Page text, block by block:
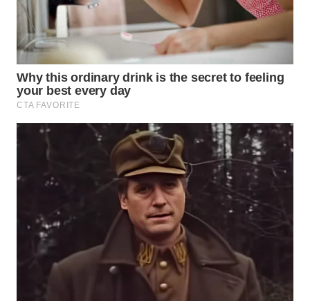
WAHANA
ADVOKAT
WAHANA
INFRASTRUKTUR
WAHANA
KONSUMEN
WAHANA
LISTRIK
WAHANA
TRAVEL
WAHANA